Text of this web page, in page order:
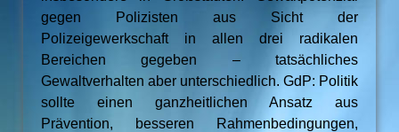
gegen Polizisten aus Sicht der
Polizeigewerkschaft in allen drei radikalen
Bereichen gegeben – tatsächliches
Gewaltverhalten aber unterschiedlich. GdP: Politik
sollte einen ganzheitlichen Ansatz aus
Prävention, besseren Rahmenbedingungen,